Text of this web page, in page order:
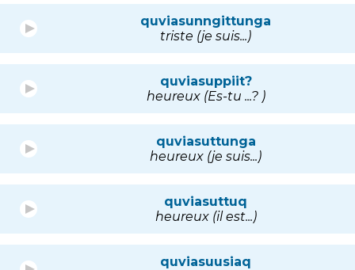
quviasunngittunga
triste (je suis...)
quviasuppiit?
heureux (Es-tu ...? )
quviasuttunga
heureux (je suis...)
quviasuttuq
heureux (il est...)
quviasuusiaq